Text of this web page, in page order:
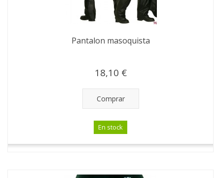
Pantalon masoquista
18,10 €
Comprar
En stock